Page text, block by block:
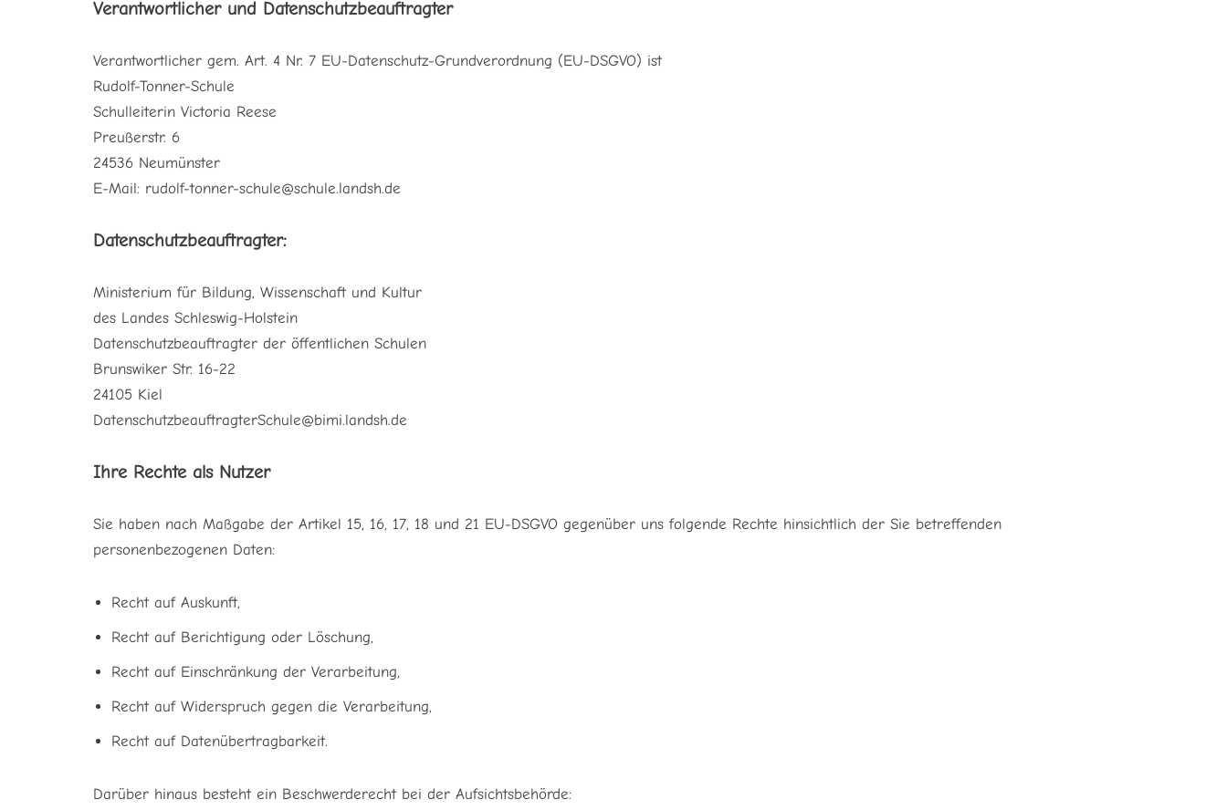
Verantwortlicher und Datenschutzbeauftragter
Verantwortlicher gem. Art. 4 Nr. 7 EU-Datenschutz-Grundverordnung (EU-DSGVO) ist
Rudolf-Tonner-Schule
Schulleiterin Victoria Reese
Preußerstr. 6
24536 Neumünster
E-Mail: rudolf-tonner-schule@schule.landsh.de
Datenschutzbeauftragter:
Ministerium für Bildung, Wissenschaft und Kultur
des Landes Schleswig-Holstein
Datenschutzbeauftragter der öffentlichen Schulen
Brunswiker Str. 16-22
24105 Kiel
DatenschutzbeauftragterSchule@bimi.landsh.de
Ihre Rechte als Nutzer
Sie haben nach Maßgabe der Artikel 15, 16, 17, 18 und 21 EU-DSGVO gegenüber uns folgende Rechte hinsichtlich der Sie betreffenden
personenbezogenen Daten:
Recht auf Auskunft,
Recht auf Berichtigung oder Löschung,
Recht auf Einschränkung der Verarbeitung,
Recht auf Widerspruch gegen die Verarbeitung,
Recht auf Datenübertragbarkeit.
Darüber hinaus besteht ein Beschwerderecht bei der Aufsichtsbehörde: